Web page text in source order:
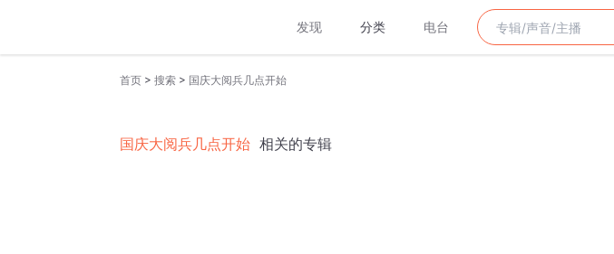
发现 分类 电台
首页 > 搜索 > 国庆大阅兵几点开始
国庆大阅兵几点开始 相关的专辑